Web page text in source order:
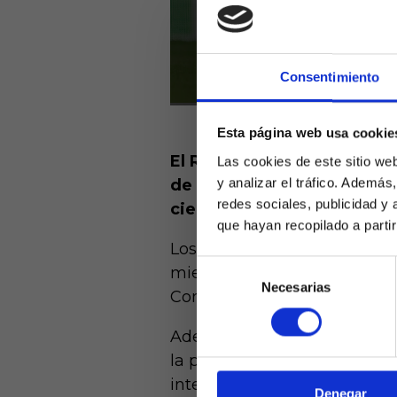
Consentimiento
Esta página web usa
Las cookies de este sitio
y analizar el tráfico.
redes sociales, publicidad y
que hayan recopilado a
Selección
consentimiento
Necesarias
Denegar
mayores de
de
El Real Betis y el Atlético
de La Quiniela en LaLiga.
cierta irregularidad.
Los dos llegan de tropezar
mientras que los de
Conference League.
Además, aunque los
la presente temporada en
intentar dar alcance a Real